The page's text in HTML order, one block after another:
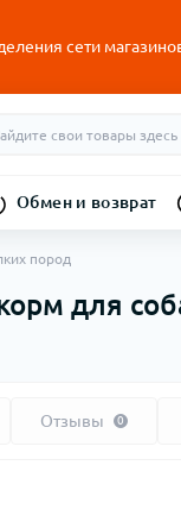
сети
Обмен и возврат
пород
для
Отзывы 0